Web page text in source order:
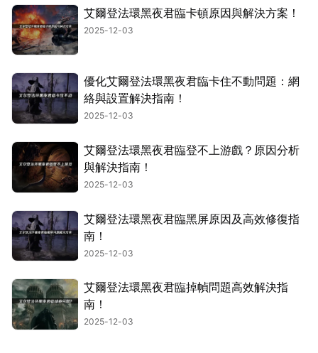
艾爾登法環黑夜君臨卡頓原因與解決方案！
2025-12-03
優化艾爾登法環黑夜君臨卡住不動問題：網
絡與設置解決指南！
2025-12-03
艾爾登法環黑夜君臨登不上游戲？原因分析
與解決指南！
2025-12-03
艾爾登法環黑夜君臨黑屏原因及高效修復指
南！
2025-12-03
艾爾登法環黑夜君臨掉幀問題高效解決指
南！
2025-12-03